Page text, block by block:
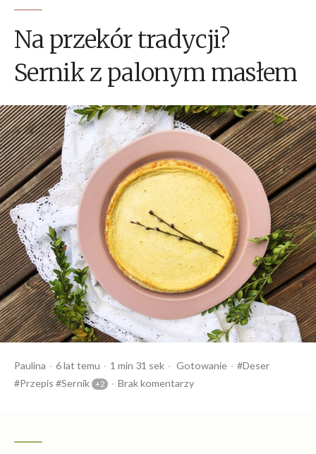
Na przekór tradycji?
Sernik z palonym masłem
Opublikowany
przez
Paulina 6 lat temu
Czas
czytania
1 min 31 sek
Opublikowany
w
Gotowanie Tagi:
Deser
Przepis
Sernik Brak komentarzy